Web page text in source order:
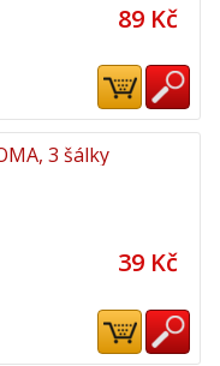
89 Kč
3 šálky
39 Kč